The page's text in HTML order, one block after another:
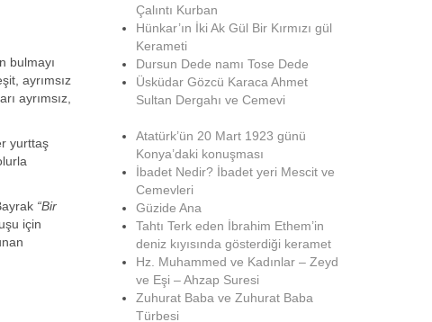
bulmayı
ayrımsız
ayrımsız,
yurttaş
“Bir
için
Çalıntı Kurban
Hünkar’ın İki Ak Gül Bir Kırmızı gül
Kerameti
Dursun Dede namı Tose Dede
Üsküdar Gözcü Karaca Ahmet
Sultan Dergahı ve Cemevi
Atatürk’ün 20 Mart 1923 günü
Konya’daki konuşması
İbadet Nedir? İbadet yeri Mescit ve
Cemevleri
Güzide Ana
Tahtı Terk eden İbrahim Ethem’in
deniz kıyısında gösterdiği keramet
Hz. Muhammed ve Kadınlar – Zeyd
ve Eşi – Ahzap Suresi
Zuhurat Baba ve Zuhurat Baba
Türbesi